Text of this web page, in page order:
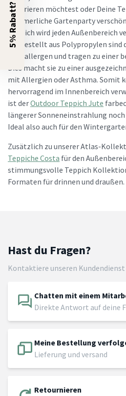
dekorieren möchtest oder Deine
sommerliche Gartenparty
Teppich wird jeden Außenbereich
Hergestellt aus Polypropylen sind
hypoallergen und tragen zu einer
Dies macht sie zu einer
mit Allergien oder Asthma. Somit
hervorragend im Innenbereich
ist derOutdoor Teppich Jute
längerer Sonneneinstrahlung
Ideal also auch für den
Zusätzlich zu unserer Atlas-
Teppiche Costa für den
stimmungsvolle Teppich
Formaten für drinnen und draußen.
Hast du Fragen?
Kontaktiere unseren Kundendienst
Chatten mit einem
Direkte Antwort auf deine
Meine Bestellung
Lieferung und versand
Retournieren
5% Rabatt?